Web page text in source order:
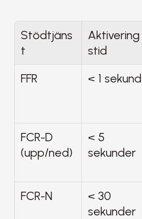
Stödtjäns
t
Aktivering
stid
FFR < 1 sekund
FCR-D
(upp/ned)
< 5
sekunder
FCR-N
< 30
sekunder